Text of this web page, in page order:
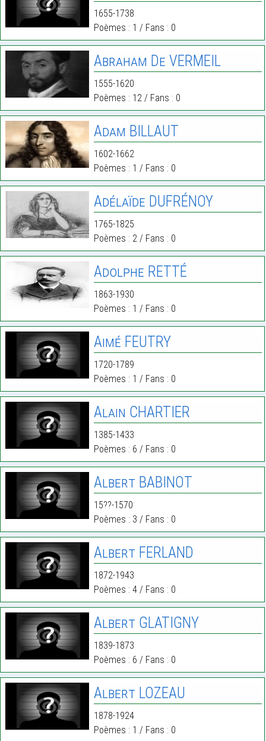
1655-1738
Poèmes : 1 / Fans : 0
Abraham De VERMEIL
1555-1620
Poèmes : 12 / Fans : 0
Adam BILLAUT
1602-1662
Poèmes : 1 / Fans : 0
Adélaïde DUFRÉNOY
1765-1825
Poèmes : 2 / Fans : 0
Adolphe RETTÉ
1863-1930
Poèmes : 1 / Fans : 0
Aimé FEUTRY
1720-1789
Poèmes : 1 / Fans : 0
Alain CHARTIER
1385-1433
Poèmes : 6 / Fans : 0
Albert BABINOT
15??-1570
Poèmes : 3 / Fans : 0
Albert FERLAND
1872-1943
Poèmes : 4 / Fans : 0
Albert GLATIGNY
1839-1873
Poèmes : 6 / Fans : 0
Albert LOZEAU
1878-1924
Poèmes : 1 / Fans : 0